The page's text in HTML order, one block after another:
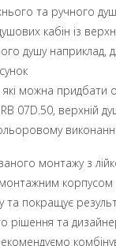
та ручного
кабін із
душу наприклад,
які можна придбати
07D.50, верхній
виконанні
монтажу з
покращує
рішення та